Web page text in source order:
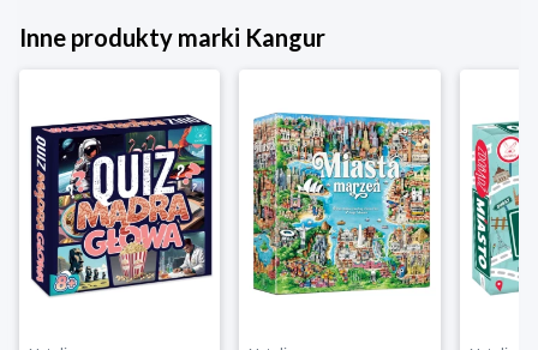
Inne produkty marki Kangur